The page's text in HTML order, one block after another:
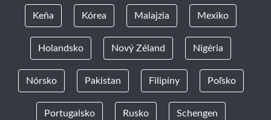
Keňa Kórea Malajzia Mexiko
Holandsko Nový Zéland Nigéria
Nórsko Pakistan Filipíny Poľsko
Portugalsko Rusko Schengen